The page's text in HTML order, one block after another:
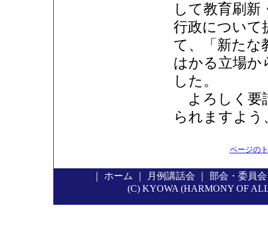
して教育刷新
行政について
て、「新たな
はかる立場か
した。
よろしく要
られますよ
ページの
ホーム 月例講話会 部会・委員会
(C) KYOWA (HARMONY OF